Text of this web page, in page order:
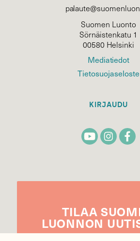
Suomen Luonto
Sörnäistenkatu 1
00580 Helsinki
Mediatiedot
Tietosuojaseloste
KIRJAUDU
TILAA
LUONNON